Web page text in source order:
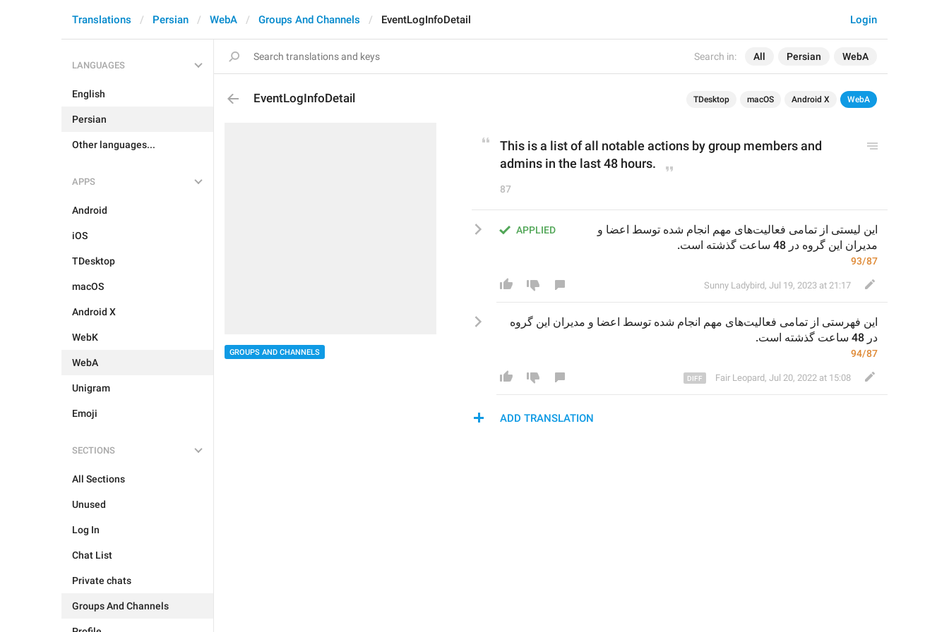
Search in: All Persian WebA
Login
Translations Persian WebA Groups And Channels EventLogInfoDetail
LANGUAGES
English
Persian
Other languages...
APPS
Android
iOS
TDesktop
macOS
Android X
WebK
WebA
Unigram
Emoji
SECTIONS
All Sections
Unused
Log In
Chat List
Private chats
Groups And Channels
EventLogInfoDetail TDesktop macOS Android X WebA
GROUPS AND CHANNELS
This is a list of all notable actions by group members and
admins in the last 48 hours.
87
APPLIED
مدیران این گروه در 48 ساعت گذشته است.
93/87
Sunny Ladybird, Jul 19, 2023 at 21:17
این فهر
در 48 ساعت گذشته است.
94/87
Fair Leopard, Jul 20, 2022 at 15:08
ADD TRANSLATION